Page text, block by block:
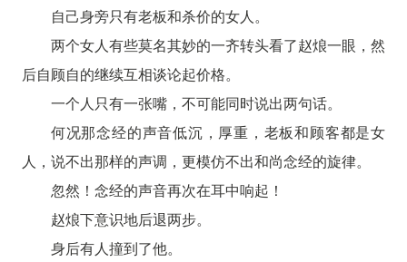
自己身旁只有老板和杀价的女人。
两个女人有些莫名其妙的一齐转头看了赵烺一眼，然
后自顾自的继续互相谈论起价格。
一个人只有一张嘴，不可能同时说出两句话。
何况那念经的声音低沉，厚重，老板和顾客都是女
人，说不出那样的声调，更模仿不出和尚念经的旋律。
忽然！念经的声音再次在耳中响起！
赵烺下意识地后退两步。
身后有人撞到了他。